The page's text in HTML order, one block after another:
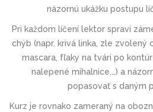
názornú ukážku postupu
Pri každom líčení lektor spraví
chýb (napr. krivá linka, zle
mascara, fľaky na tvári po
nalepené mihalnice,…) a
popasovať s daným
Kurz je rovnako zameraný na